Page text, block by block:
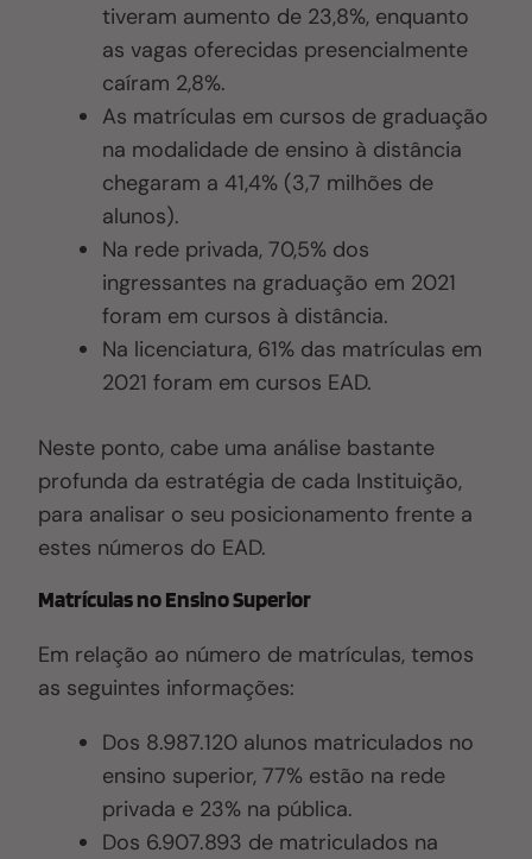
tiveram aumento de 23,8%, enquanto
as vagas oferecidas presencialmente
caíram 2,8%.
As matrículas em cursos de graduação
na modalidade de ensino à distância
chegaram a 41,4% (3,7 milhões de
alunos).
Na rede privada, 70,5% dos
ingressantes na graduação em 2021
foram em cursos à distância.
Na licenciatura, 61% das matrículas em
2021 foram em cursos EAD.
Neste ponto, cabe uma análise bastante
profunda da estratégia de cada Instituição,
para analisar o seu posicionamento frente a
estes números do EAD.
Matrículas no Ensino Superior
Em relação ao número de matrículas, temos
as seguintes informações:
Dos 8.987.120 alunos matriculados no
ensino superior, 77% estão na rede
privada e 23% na pública.
Dos 6.907.893 de matriculados na